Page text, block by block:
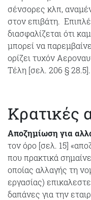
σένσορες κλπ,
στον επιβάτη.
διασφαλίζεται ότι
μπορεί να
ορίζει τυχόν
Τέλη [σελ. 206 § 28.5].
Κρατικές
Αποζημίωση για
τον όρο [σελ. 15]
που πρακτικά
οποίας αλλαγής τη
εργασίας)
δαπάνες για την